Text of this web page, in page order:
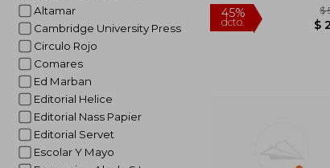
Altamar
Cambridge University Press
Circulo Rojo
Comares
Ed Marban
Editorial Helice
Editorial Nass Papier
Editorial Servet
Escolar Y Mayo
planes operativos
(Seguridad y medio